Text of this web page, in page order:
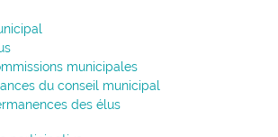
municipales
du conseil municipal
des élus